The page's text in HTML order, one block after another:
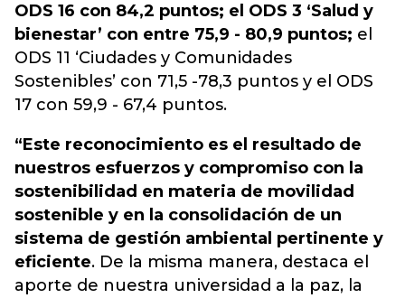
ODS 16 con 84,2 puntos; el ODS 3 ‘Salud y
bienestar’ con entre 75,9 - 80,9 puntos; el
ODS 11 ‘Ciudades y Comunidades
Sostenibles’ con 71,5 -78,3 puntos y el ODS
17 con 59,9 - 67,4 puntos.
“Este reconocimiento es el resultado de
nuestros esfuerzos y compromiso con la
sostenibilidad en materia de movilidad
sostenible y en la consolidación de un
sistema de gestión ambiental pertinente y
eficiente. De la misma manera, destaca el
aporte de nuestra universidad a la paz, la